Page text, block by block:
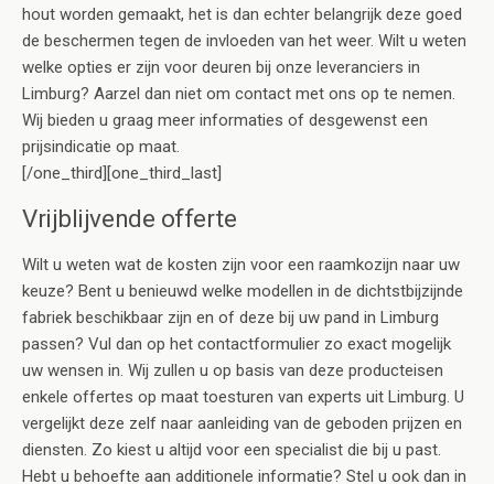
hout worden gemaakt, het is dan echter belangrijk deze goed
de beschermen tegen de invloeden van het weer. Wilt u weten
welke opties er zijn voor deuren bij onze leveranciers in
Limburg? Aarzel dan niet om contact met ons op te nemen.
Wij bieden u graag meer informaties of desgewenst een
prijsindicatie op maat.
[/one_third][one_third_last]
Vrijblijvende offerte
Wilt u weten wat de kosten zijn voor een raamkozijn naar uw
keuze? Bent u benieuwd welke modellen in de dichtstbijzijnde
fabriek beschikbaar zijn en of deze bij uw pand in Limburg
passen? Vul dan op het contactformulier zo exact mogelijk
uw wensen in. Wij zullen u op basis van deze producteisen
enkele offertes op maat toesturen van experts uit Limburg. U
vergelijkt deze zelf naar aanleiding van de geboden prijzen en
diensten. Zo kiest u altijd voor een specialist die bij u past.
Hebt u behoefte aan additionele informatie? Stel u ook dan in